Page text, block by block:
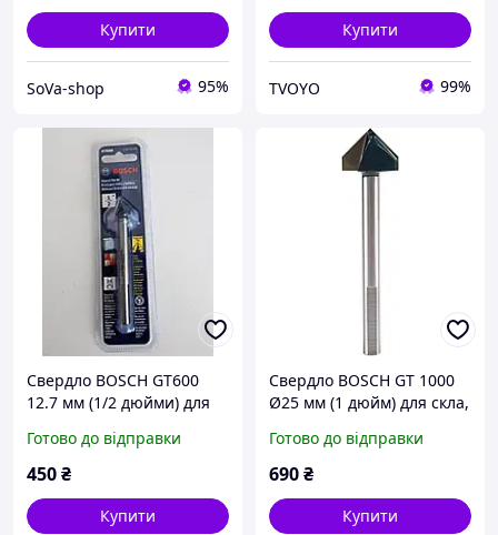
Купити
SoVa-shop 95%
Купити
TVOYO 99%
Свердло BOSCH GT600
12.7 мм (1/2 дюйми) для
Готово до відправки
450₴
Купити
Свердло BOSCH GT 1000
Ø25 мм (1 дюйм) для скла,
Готово до відправки
690₴
Купити